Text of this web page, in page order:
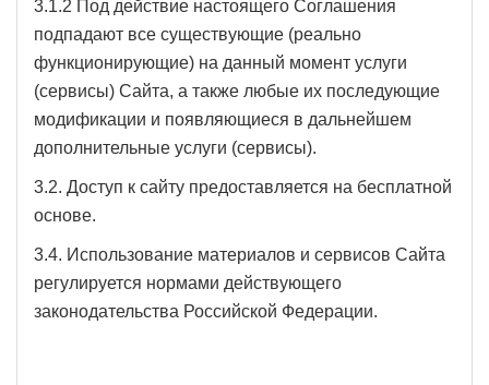
3.1.2 Под действие настоящего Соглашения
подпадают все существующие (реально
функционирующие) на данный момент услуги
(сервисы) Сайта, а также любые их последующие
модификации и появляющиеся в дальнейшем
дополнительные услуги (сервисы).
3.2. Доступ к сайту предоставляется на бесплатной
основе.
3.4. Использование материалов и сервисов Сайта
регулируется нормами действующего
законодательства Российской Федерации.